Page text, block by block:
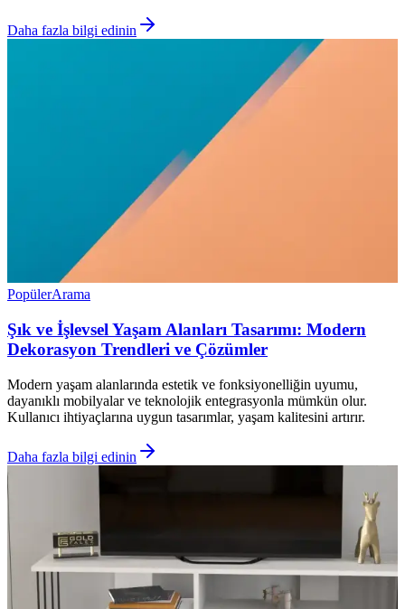
Daha fazla bilgi edinin
PopülerArama
Şık ve İşlevsel Yaşam Alanları Tasarımı: Modern
Dekorasyon Trendleri ve Çözümler
Modern yaşam alanlarında estetik ve fonksiyonelliğin uyumu,
dayanıklı mobilyalar ve teknolojik entegrasyonla mümkün olur.
Kullanıcı ihtiyaçlarına uygun tasarımlar, yaşam kalitesini artırır.
Daha fazla bilgi edinin